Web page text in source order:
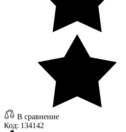
В сравнение
Код: 134142